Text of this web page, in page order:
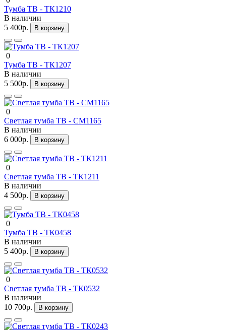
Тумба ТВ - ТК1210
В наличии
5 400р.
В корзину
0
Тумба ТВ - ТК1207
В наличии
5 500р.
В корзину
0
Светлая тумба ТВ - СМ1165
В наличии
6 000р.
В корзину
0
Светлая тумба ТВ - ТК1211
В наличии
4 500р.
В корзину
0
Тумба ТВ - ТК0458
В наличии
5 400р.
В корзину
0
Светлая тумба ТВ - ТК0532
В наличии
10 700р.
В корзину